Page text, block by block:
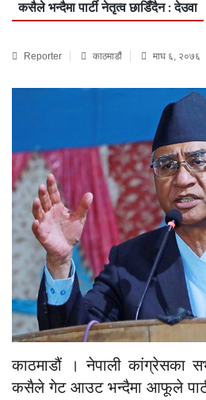
कसैले भन्दैमा पार्टी नेतृत्व छाडिँदैन : देउवा
Reporter काठमाडौं माघ ६, २०७६
काठमाडौं । नेपाली कांग्रेसका
कसैले गेट आउट भन्दैमा आफूले